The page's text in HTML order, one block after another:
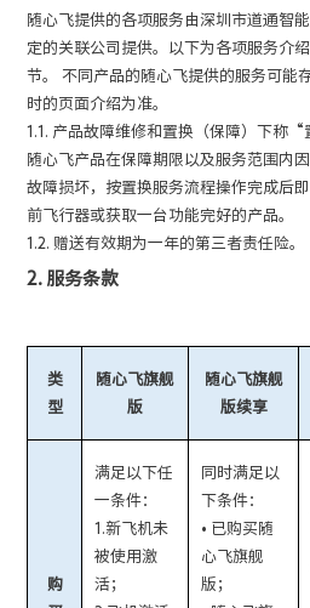
随心飞提供的各项服务由深圳市道通智
定的关联公司提供。以下为各项服务介
节。 不同产品的随心飞提供的服务可能
时的页面介绍为准。
1.1. 产品故障维修和置换（保障）下称
随心飞产品在保障期限以及服务范围内
故障损坏，按置换服务流程操作完成后
前飞行器或获取一台功能完好的产品。
1.2. 赠送有效期为一年的第三者责任险。
2. 服务条款
类
型
随心飞旗舰
版
随心飞旗舰
版续享
购
满足以下任
一条件：
1.新飞机未
被使用激
活；
同时满足以
下条件：
• 已购买随
心飞旗舰
版；